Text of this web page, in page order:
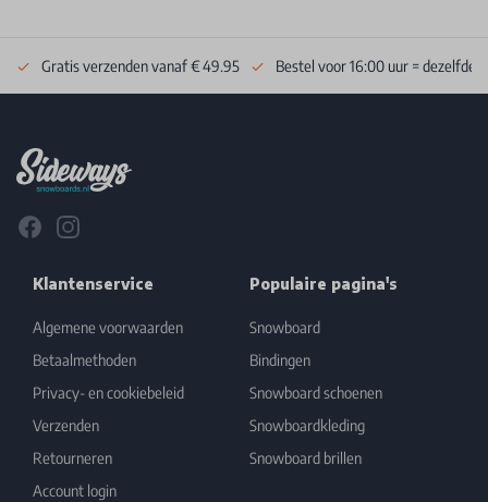
Gratis verzenden vanaf € 49.95 Bestel voor 16:00 uur = dezelfde
FacebookInstagram
Klantenservice
Algemene voorwaarden
Betaalmethoden
Privacy- en cookiebeleid
Verzenden
Retourneren
Account login
Populaire pagina's
Snowboard
Bindingen
Snowboard schoenen
Snowboardkleding
Snowboard brillen